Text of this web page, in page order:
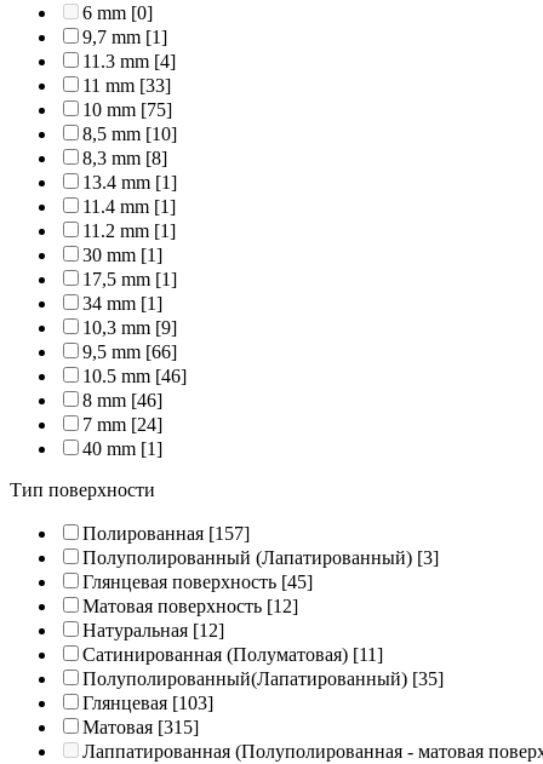
6 mm [0]
9,7 mm [1]
11.3 mm [4]
11 mm [33]
10 mm [75]
8,5 mm [10]
8,3 mm [8]
13.4 mm [1]
11.4 mm [1]
11.2 mm [1]
30 mm [1]
17,5 mm [1]
34 mm [1]
10,3 mm [9]
9,5 mm [66]
10.5 mm [46]
8 mm [46]
7 mm [24]
40 mm [1]
Тип поверхности
Полированная [157]
Полуполированный (Лапатированный) [3]
Глянцевая поверхность [45]
Матовая поверхность [12]
Натуральная [12]
Сатинированная (Полуматовая) [11]
Полуполированный(Лапатированный) [35]
Глянцевая [103]
Матовая [315]
Лаппатированная (Полуполированная - матовая